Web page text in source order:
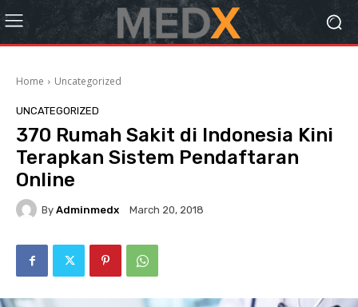
Home Uncategorized
UNCATEGORIZED
370 Rumah Sakit di Indonesia Kini
Terapkan Sistem Pendaftaran
Online
By Adminmedx March 20, 2018